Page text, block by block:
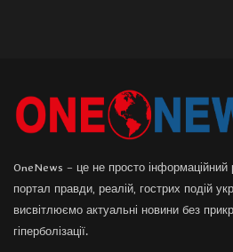
OneNews – це не просто
портал правди, реалій, гострих подій
висвітлюємо актуальні новини без
гіперболізації.